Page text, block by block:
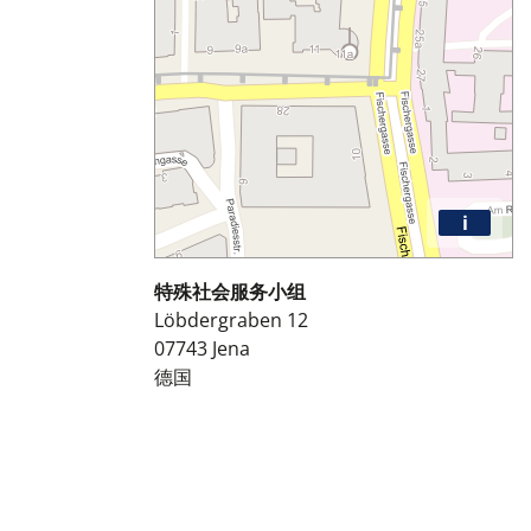
i
特殊社会服务小组
Löbdergraben 12
07743 Jena
德国